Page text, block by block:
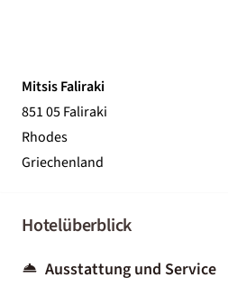
Mitsis Faliraki
851 05 Faliraki
Rhodes
Griechenland
Hotelüberblick
Ausstattung und Service